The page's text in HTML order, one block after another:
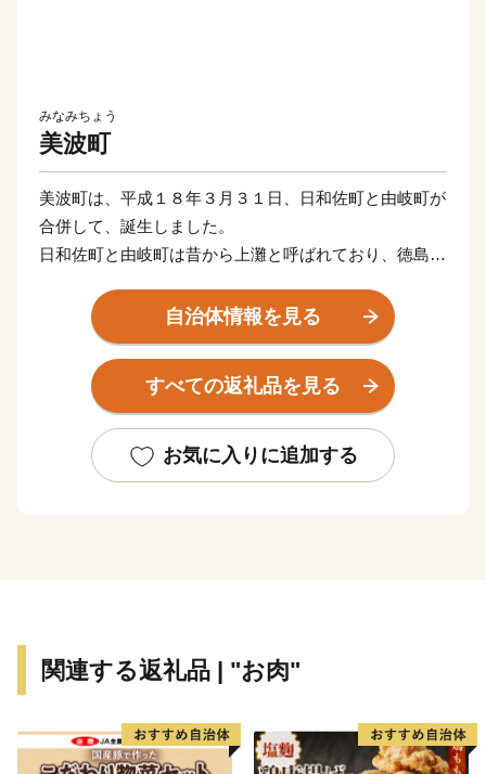
みなみちょう
美波町
美波町は、平成１８年３月３１日、日和佐町と由岐町が
合併して、誕生しました。
日和佐町と由岐町は昔から上灘と呼ばれており、徳島県
北は阿南市、那賀町、西は牟岐町、海陽町に接し、南東
は太平洋に望み、暖かい黒潮の良好な漁場を有していま
海岸部は、海亀が産卵をする砂浜、陸けい島、離島、海
富んだ海岸線となっており、多くは「室戸阿南海岸国定
公園」に指定され、風光明媚なリアス式海岸となってい
調査）です。
太平洋気候区域にあり、年間の降雨量は約3,000ミリと
いう日本の最多雨地域です。
自治体情報を見る
すべての返礼品を見る
お気に入りに追加する
関連する返礼品 | "お肉"